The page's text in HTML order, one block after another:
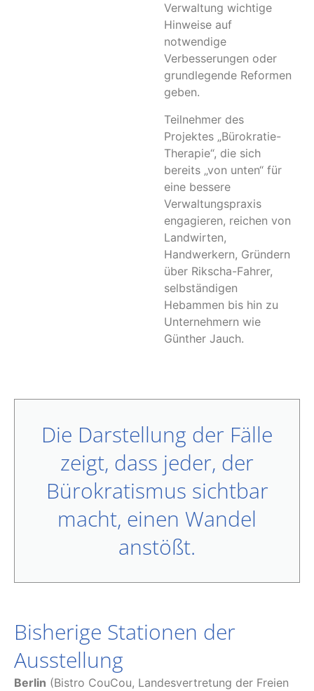
Verwaltung wichtige
Hinweise auf
notwendige
Verbesserungen oder
grundlegende Reformen
geben.
Teilnehmer des
Projektes „Bürokratie-
Therapie“, die sich
bereits „von unten“ für
eine bessere
Verwaltungspraxis
engagieren, reichen von
Landwirten,
Handwerkern, Gründern
über Rikscha-Fahrer,
selbständigen
Hebammen bis hin zu
Unternehmern wie
Günther Jauch.
Die Darstellung der Fälle
zeigt, dass jeder, der
Bürokratismus sichtbar
macht, einen Wandel
anstößt.
Bisherige Stationen der
Ausstellung
Berlin (Bistro CouCou, Landesvertretung der Freien